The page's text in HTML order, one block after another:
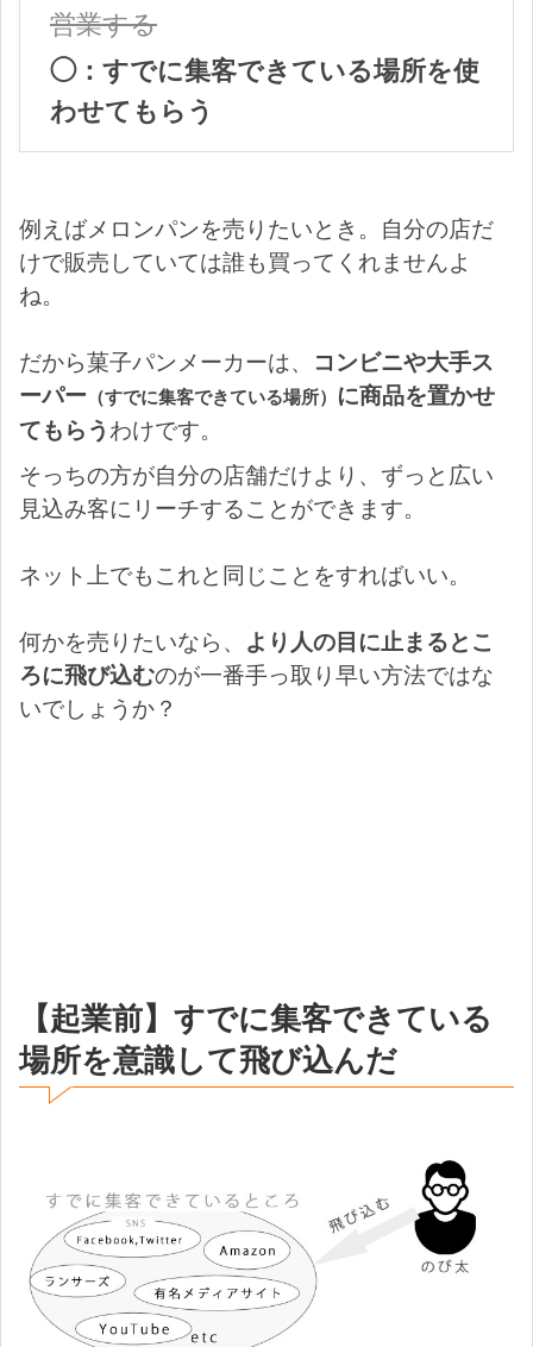
営業する
◯：すでに集客できている場所を使
わせてもらう
例えばメロンパンを売りたいとき。自分の店だ
けで販売していては誰も買ってくれませんよ
ね。
だから菓子パンメーカーは、 コンビニや大手ス
ーパー （すでに集客できている場所） に商品を置かせ
てもらうわけです。
そっちの方が自分の店舗だけより、ずっと広い
見込み客にリーチすることができます。
ネット上でもこれと同じことをすればいい。
何かを売りたいなら、 より人の目に止まるとこ
ろに飛び込むのが一番手っ取り早い方法ではな
いでしょうか？
【起業前】すでに集客できている
場所を意識して飛び込んだ